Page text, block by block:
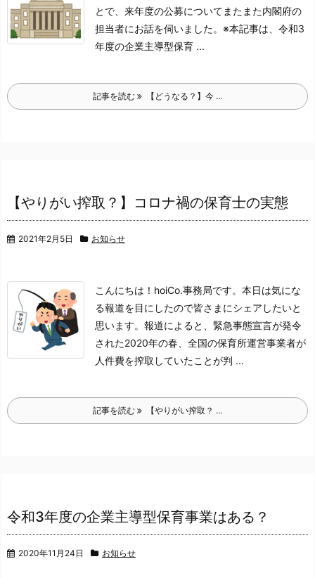
とで、 来年度の公募についてまたまた内閣府の
担当者にお話を伺いました。 ※本記事は、令和3
年度の企業主導型保育 ...
記事を読む 【どうなる？】今 ...
【やりがい搾取？】コロナ禍の保育士の実態
2021年2月5日 お知らせ
こんにちは！hoiCo.事務局です。 本日は気にな
る報道を目にしたので皆さまにシェアしたいと
思います。 報道によると、緊急事態宣言が発令
された2020年の春、全国の保育所運営事業者が
人件費を搾取していたことが判 ...
記事を読む 【やりがい搾取？ ...
令和3年度の企業主導型保育事業はある？
2020年11月24日 お知らせ